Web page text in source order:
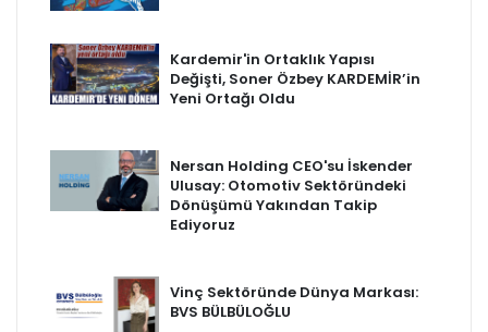
Kardemir'in Ortaklık Yapısı
Değişti, Soner Özbey KARDEMİR’in
Yeni Ortağı Oldu
Nersan Holding CEO'su İskender
Ulusay: Otomotiv Sektöründeki
Dönüşümü Yakından Takip
Ediyoruz
Vinç Sektöründe Dünya Markası:
BVS BÜLBÜLOĞLU